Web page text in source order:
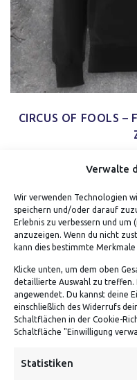
Verwalte
Wir verwenden Technologien
speichern und/oder darauf
Erlebnis zu verbessern und um
anzuzeigen. Wenn du nicht
kann dies bestimmte
Klicke unten, um dem oben
detaillierte Auswahl zu treffen.
angewendet. Du kannst deine
einschließlich des Widerrufs
Schaltflächen in der Cookie-
Schaltfläche "Einwilligung
Statistiken
CIRCUS OF FOOLS –
ADRESSE
Von Tiling GmbH
Kontakt: Mo - Fr